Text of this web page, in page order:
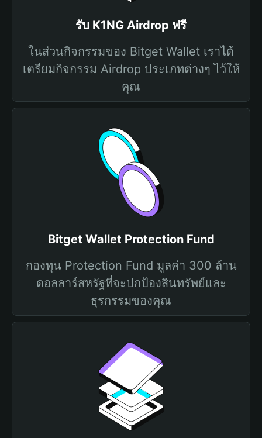
รับ K1NG Airdrop ฟรี
ในส่วนกิจกรรมของ Bitget Wallet เราได้
เตรียมกิจกรรม Airdrop ประเภทต่างๆ ไว้ให้
คุณ
Bitget Wallet Protection Fund
กองทุน Protection Fund มูลค่า 300 ล้าน
ดอลลาร์สหรัฐที่จะปกป้องสินทรัพย์และ
ธุรกรรมของคุณ